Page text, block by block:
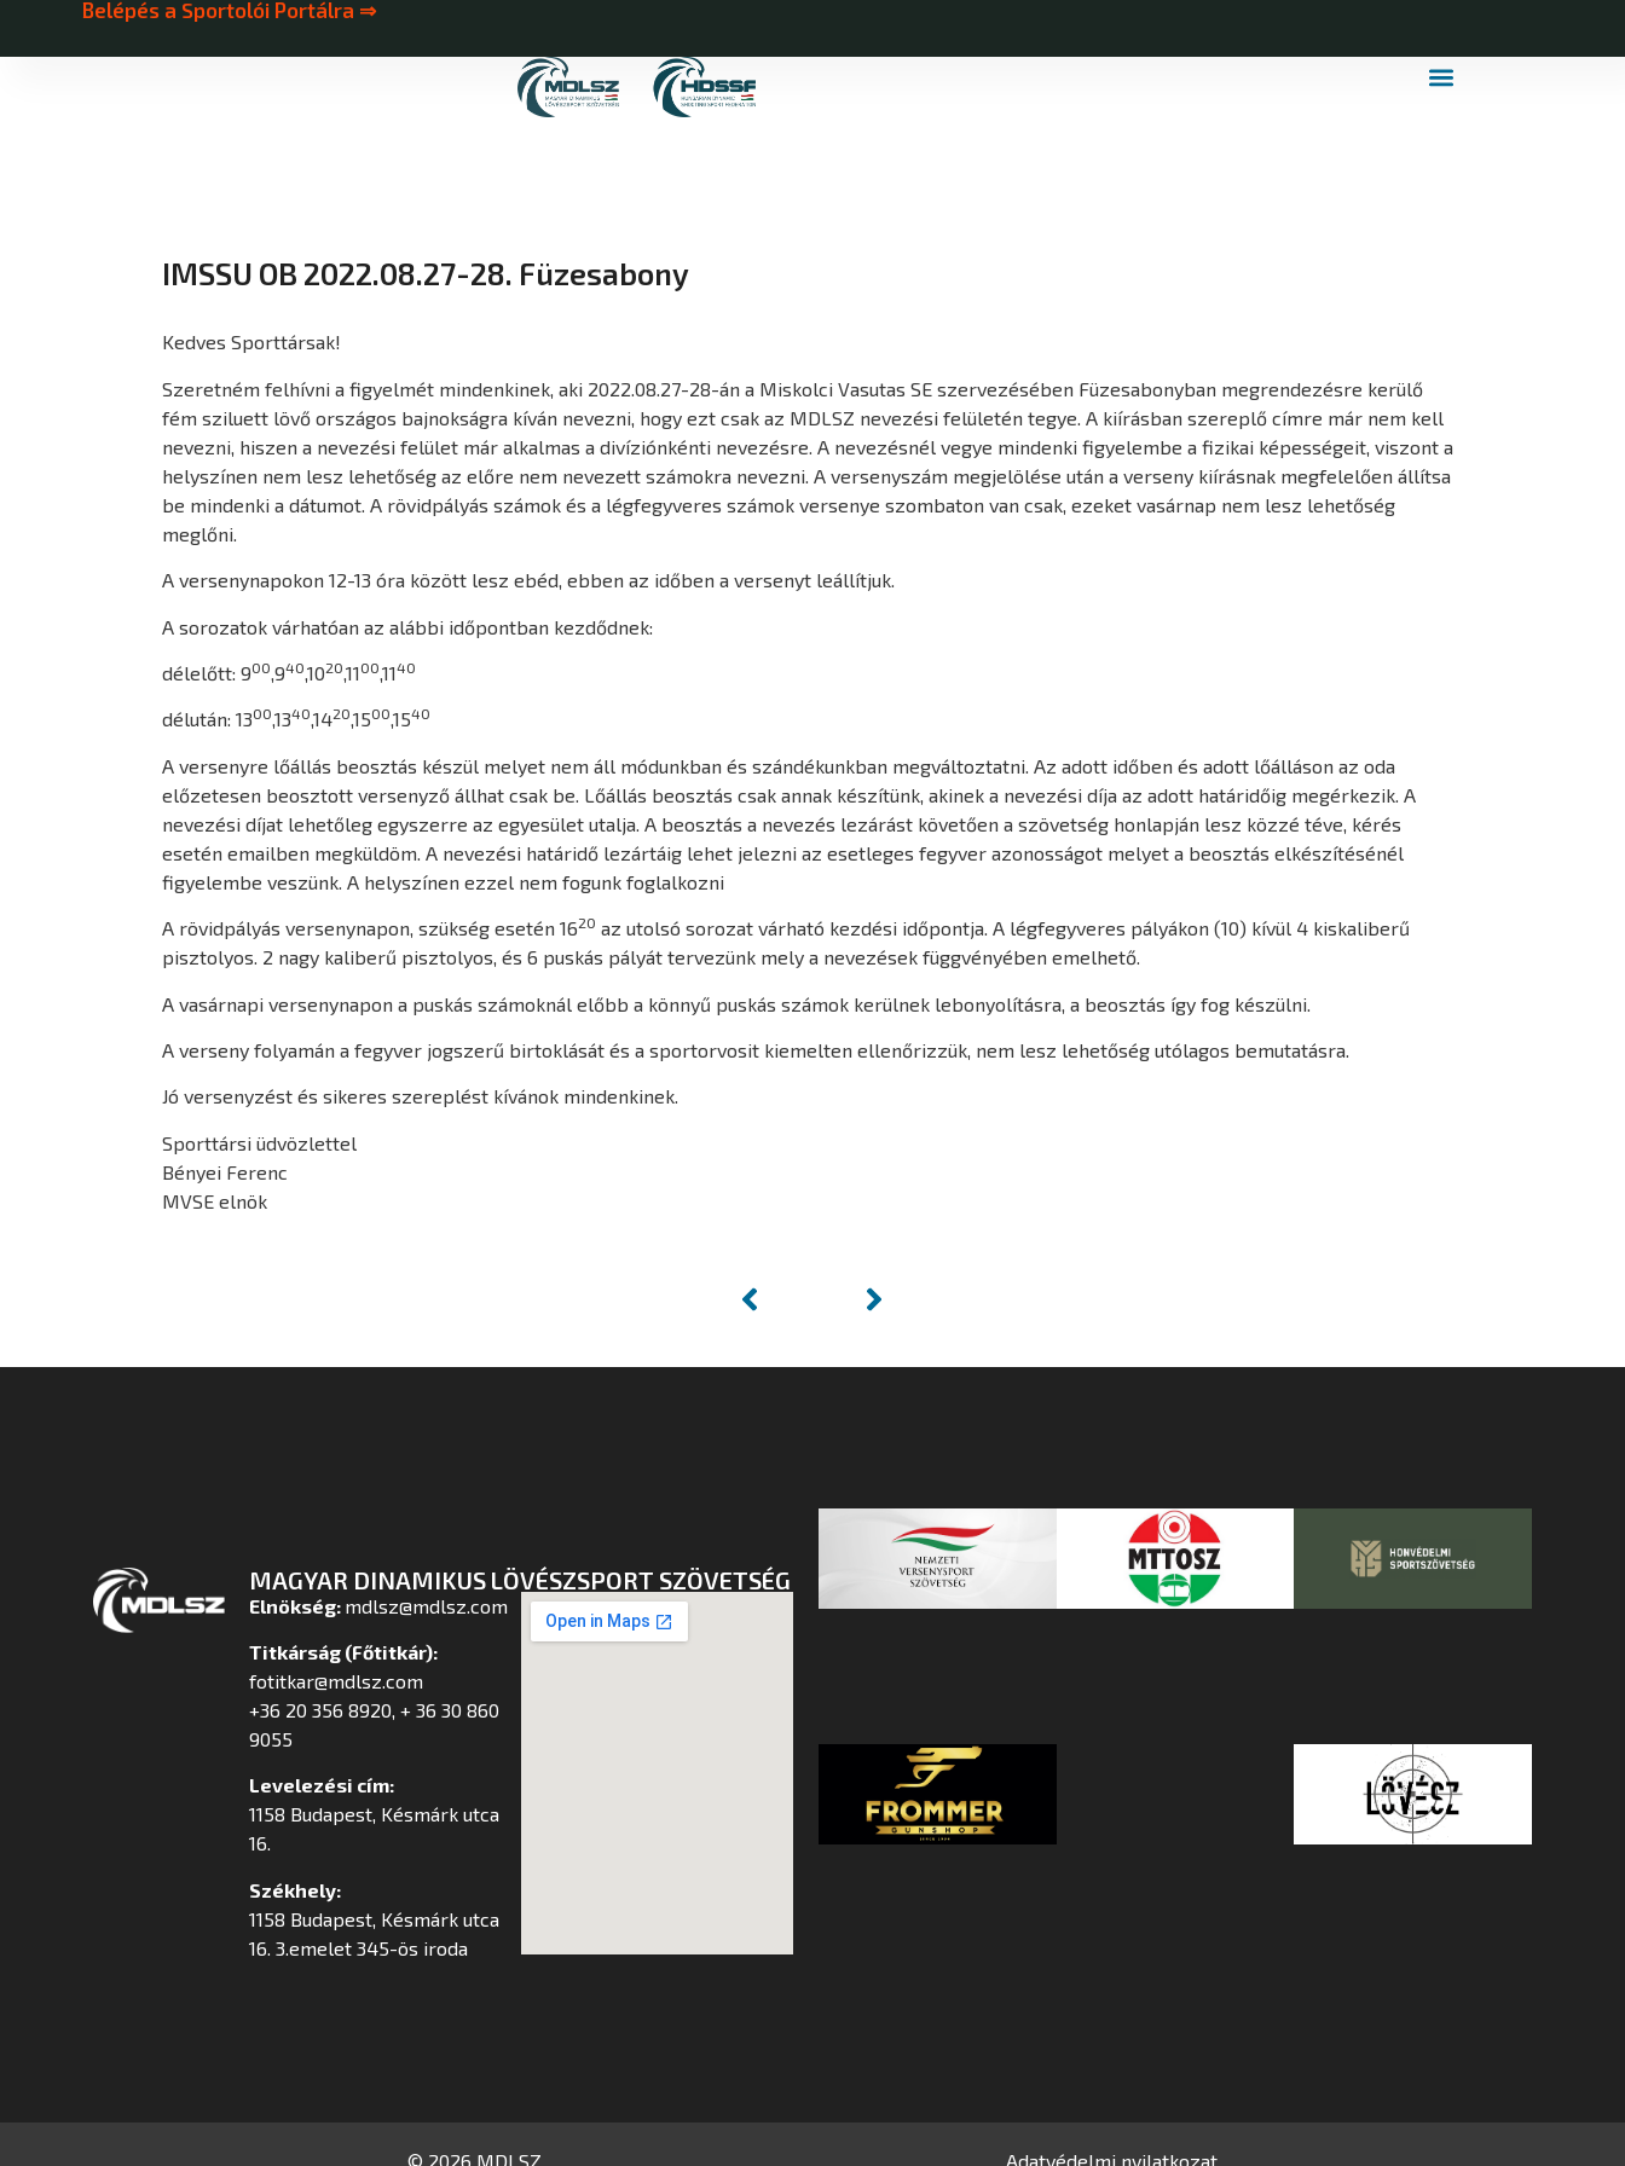
Belépés a Sportolói Portálra ⇒
IMSSU OB 2022.08.27-28. Füzesabony
Kedves Sporttársak!
Szeretném felhívni a figyelmét mindenkinek, aki 2022.08.27-28-án a Miskolci Vasutas SE szervezésében Füzesabonyban megrendezésre kerülő
fém sziluett lövő országos bajnokságra kíván nevezni, hogy ezt csak az MDLSZ nevezési felületén tegye. A kiírásban szereplő címre már nem kell
nevezni, hiszen a nevezési felület már alkalmas a divíziónkénti nevezésre. A nevezésnél vegye mindenki figyelembe a fizikai képességeit, viszont a
helyszínen nem lesz lehetőség az előre nem nevezett számokra nevezni. A versenyszám megjelölése után a verseny kiírásnak megfelelően állítsa
be mindenki a dátumot. A rövidpályás számok és a légfegyveres számok versenye szombaton van csak, ezeket vasárnap nem lesz lehetőség
meglőni.
A versenynapokon 12-13 óra között lesz ebéd, ebben az időben a versenyt leállítjuk.
A sorozatok várhatóan az alábbi időpontban kezdődnek:
délelőtt: 900,940,1020,11 00,1140
délután: 1300,1340,1420,1500,1540
A versenyre lőállás beosztás készül melyet nem áll módunkban és szándékunkban megváltoztatni. Az adott időben és adott lőálláson az oda
előzetesen beosztott versenyző állhat csak be. Lőállás beosztás csak annak készítünk, akinek a nevezési díja az adott határidőig megérkezik. A
nevezési díjat lehetőleg egyszerre az egyesület utalja. A beosztás a nevezés lezárást követően a szövetség honlapján lesz közzé téve, kérés
esetén emailben megküldöm. A nevezési határidő lezártáig lehet jelezni az esetleges fegyver azonosságot melyet a beosztás elkészítésénél
figyelembe veszünk. A helyszínen ezzel nem fogunk foglalkozni
A rövidpályás versenynapon, szükség esetén 1620 az utolsó sorozat várható kezdési időpontja. A légfegyveres pályákon (10) kívül 4 kiskaliberű
pisztolyos. 2 nagy kaliberű pisztolyos, és 6 puskás pályát tervezünk mely a nevezések függvényében emelhető.
A vasárnapi versenynapon a puskás számoknál előbb a könnyű puskás számok kerülnek lebonyolításra, a beosztás így fog készülni.
A verseny folyamán a fegyver jogszerű birtoklását és a sportorvosit kiemelten ellenőrizzük, nem lesz lehetőség utólagos bemutatásra.
Jó versenyzést és sikeres szereplést kívánok mindenkinek.
Sporttársi üdvözlettel
Bényei Ferenc
MVSE elnök
MAGYAR DINAMIKUS LÖVÉSZSPORT SZÖVETSÉG
Elnökség: mdlsz@mdlsz.com
Titkárság (Főtitkár):
fotitkar@mdlsz.com
+36 20 356 8920, + 36 30 860
9055
Levelezési cím:
1158 Budapest, Késmárk utca
16.
Székhely:
1158 Budapest, Késmárk utca
16. 3.emelet 345-ös iroda
© 2026 MDLSZ. Adatvédelmi nyilatkozat